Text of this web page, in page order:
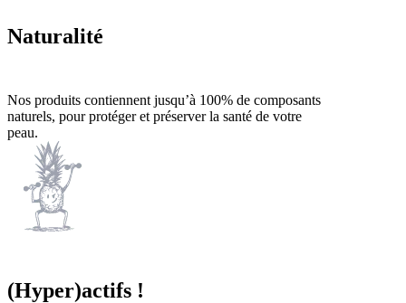
Naturalité
Nos produits contiennent jusqu’à 100% de composants
naturels, pour protéger et préserver la santé de votre
peau.
(Hyper)actifs !